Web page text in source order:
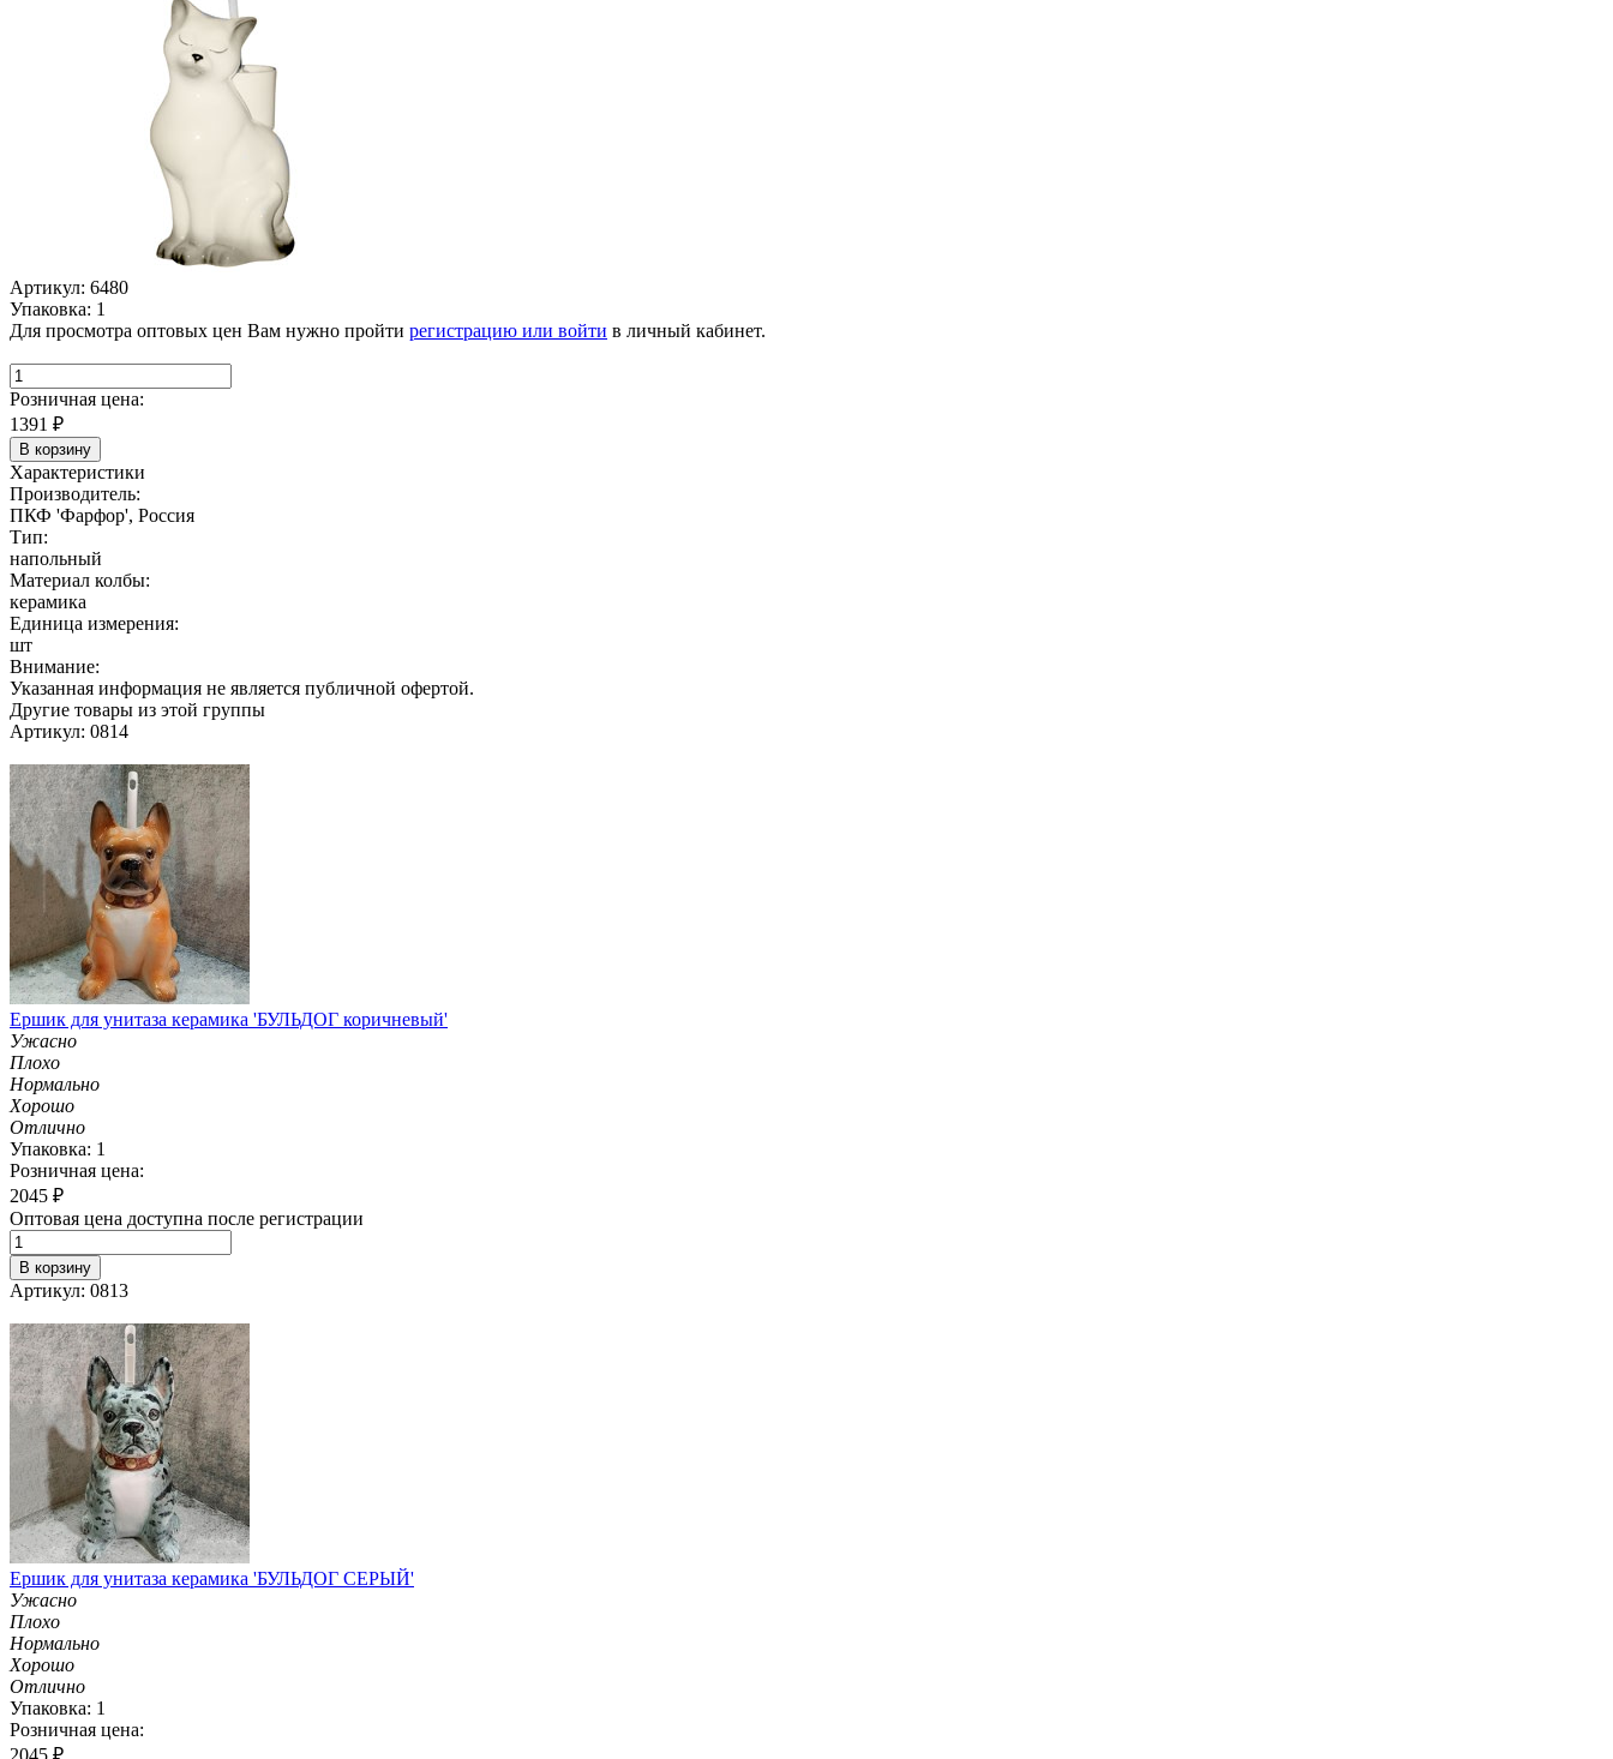
Артикул: 6480
Упаковка: 1
Для просмотра оптовых цен Вам нужно пройти регистрацию или войти в личный кабинет.
Розничная цена:
1391 ₽
В корзину
Характеристики
Производитель:
ПКФ 'Фарфор', Россия
Тип:
напольный
Материал колбы:
керамика
Единица измерения:
шт
Внимание:
Указанная информация не является публичной офертой.
Другие товары из этой группы
Артикул: 0814
Ершик для унитаза керамика 'БУЛЬДОГ коричневый'
Ужасно
Плохо
Нормально
Хорошо
Отлично
Упаковка: 1
Розничная цена:
2045 ₽
Оптовая цена доступна после регистрации
В корзину
Артикул: 0813
Ершик для унитаза керамика 'БУЛЬДОГ СЕРЫЙ'
Ужасно
Плохо
Нормально
Хорошо
Отлично
Упаковка: 1
Розничная цена:
2045 ₽